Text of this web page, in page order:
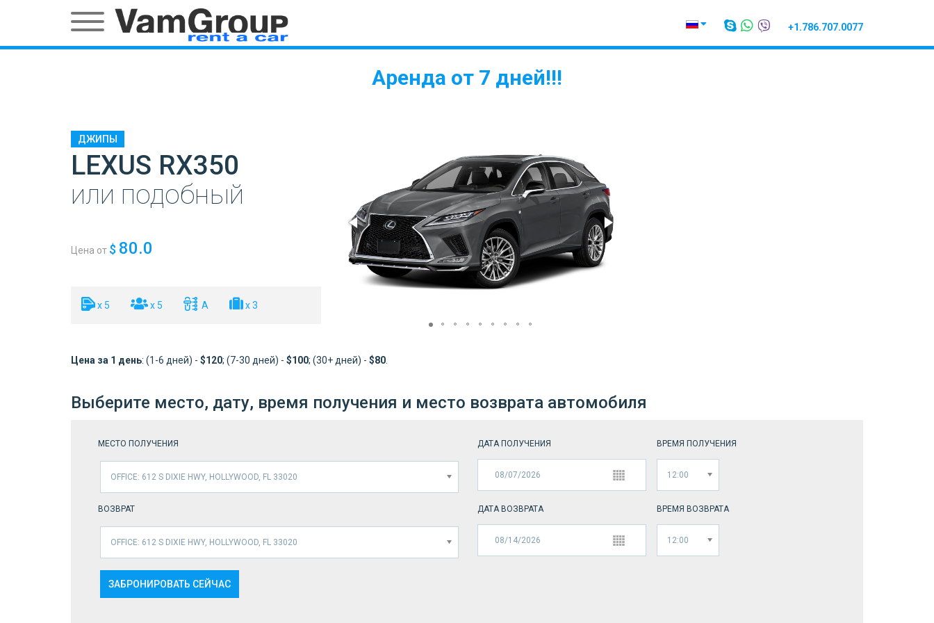
+1.786.707.0077
Аренда от 7 дней!!!
ДЖИПЫ
LEXUS RX350
или подобный
Цена от $ 80.0
x 5 x 5 A x 3
Цена за 1 день: (1-6 дней) - $120; (7-30 дней) - $100; (30+ дней) - $80
Выберите место, дату, время получения и место возврата автомобиля
МЕСТО ПОЛУЧЕНИЯ
OFFICE: 612 S DIXIE HWY, HOLLYWOOD, FL 33020
ДАТА ПОЛУЧЕНИЯ ВРЕМЯ ПОЛУЧЕНИЯ
12:00
ВОЗВРАТ
OFFICE: 612 S DIXIE HWY, HOLLYWOOD, FL 33020
ДАТА ВОЗВРАТА ВРЕМЯ ВОЗВРАТА
12:00